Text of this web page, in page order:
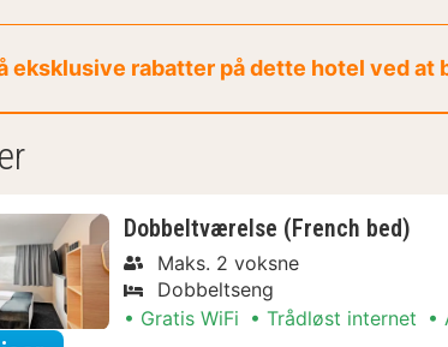
eksklusive rabatter på dette hotel ved at
Dobbeltværelse (French bed)
Maks. 2 voksne
Dobbeltseng
Gratis WiFi
Trådløst internet